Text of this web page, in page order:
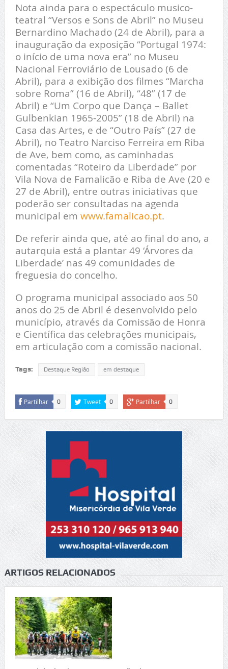
Nota ainda para o espectáculo musico-
teatral “Versos e Sons de Abril” no Museu
Bernardino Machado (24 de Abril), para a
inauguração da exposição “Portugal 1974:
o início de uma nova era” no Museu
Nacional Ferroviário de Lousado (6 de
Abril), para a exibição dos filmes “Marcha
sobre Roma” (16 de Abril), “48” (17 de
Abril) e “Um Corpo que Dança – Ballet
Gulbenkian 1965-2005” (18 de Abril) na
Casa das Artes, e de “Outro País” (27 de
Abril), no Teatro Narciso Ferreira em Riba
de Ave, bem como, as caminhadas
comentadas “Roteiro da Liberdade” por
Vila Nova de Famalicão e Riba de Ave (20 e
27 de Abril), entre outras iniciativas que
poderão ser consultadas na agenda
municipal em www.famalicao.pt.
De referir ainda que, até ao final do ano, a
autarquia está a plantar 49 ‘Árvores da
Liberdade’ nas 49 comunidades de
freguesia do concelho.
O programa municipal associado aos 50
anos do 25 de Abril é desenvolvido pelo
município, através da Comissão de Honra
e Científica das celebrações municipais,
em articulação com a comissão nacional.
Tags: Destaque Região em destaque
Partilhar 0 Tweet 0 Partilhar 0
ARTIGOS RELACIONADOS